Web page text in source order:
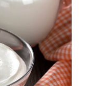
Relax
Viaggi & Vacanze